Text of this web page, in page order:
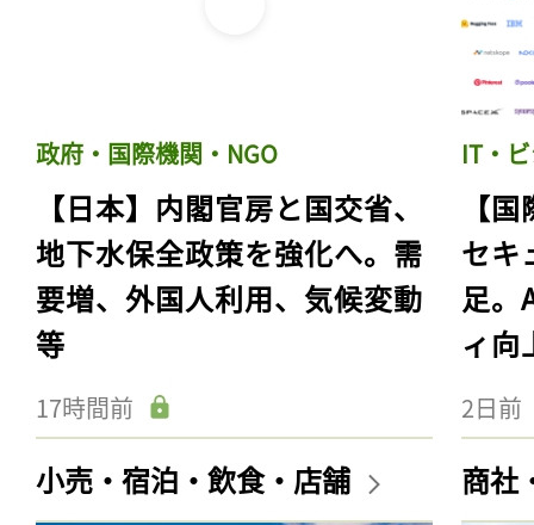
政府・国際機関・NGO
【日本】内閣官房と国交省、
地下水保全政策を強化へ。需
要増、外国人利用、気候変動
等
17時間前
IT・
【
セキ
足。
ィ向
2日前
小売・宿泊・飲食・店舗 商社